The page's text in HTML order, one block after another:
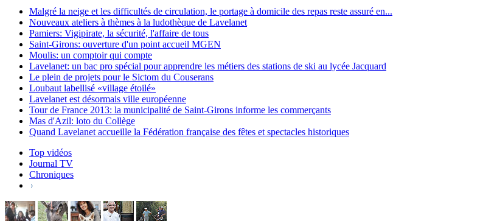
Malgré la neige et les difficultés de circulation, le portage à domicile des repas reste assuré en...
Nouveaux ateliers à thèmes à la ludothèque de Lavelanet
Pamiers: Vigipirate, la sécurité, l'affaire de tous
Saint-Girons: ouverture d'un point accueil MGEN
Moulis: un comptoir qui compte
Lavelanet: un bac pro spécial pour apprendre les métiers des stations de ski au lycée Jacquard
Le plein de projets pour le Sictom du Couserans
Loubaut labellisé «village étoilé»
Lavelanet est désormais ville européenne
Tour de France 2013: la municipalité de Saint-Girons informe les commerçants
Mas d'Azil: loto du Collège
Quand Lavelanet accueille la Fédération française des fêtes et spectacles historiques
Top vidéos
Journal TV
Chroniques